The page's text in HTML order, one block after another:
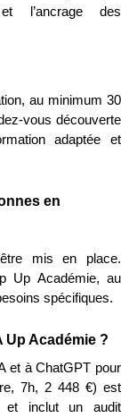
et l’ancrage des
au minimum 30
vous découverte
adaptée et
en
mis en place.
Up Académie, au
spécifiques.
Up Académie ?
et à ChatGPT pour
7h, 2 448 €) est
et inclut un audit